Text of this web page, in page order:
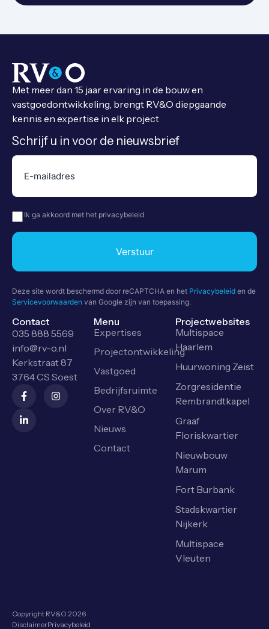
Met meer dan 15 jaar ervaring in de bouw en
vastgoedontwikkeling, brengt RV&O diepgaande
kennis en expertise in elk project
Schrijf u in voor de nieuwsbrief
E-
mailadres
Privacy(Vereist)
Ik ga akkoord met het privacybeleid
Verstuur
Deze site wordt beschermd door reCAPTCHA en het Privacybeleid en de
Servicevoorwaarden van Google zijn van toepassing.
Contact
035 888 5569
info@rv-o.nl
Kerkstraat 87
3764 CS Soest
Menu
Expertises
Projectontwikkeling
Vastgoed
Bedrijfsruimte
Over RV&O
Nieuws
Contact
Projectwebsites
Multispace
Haarlem
Huurwoning Zeist
Zorgresidentie
Rembrandtkapel
Graaf
Floriskwartier
Nieuwbouw
Marum
Fort Burbank
Stadskwartier
Nijkerk
Multispace
Vleuten
Copyright RV&O 2026
DisclaimerPrivacybeleid